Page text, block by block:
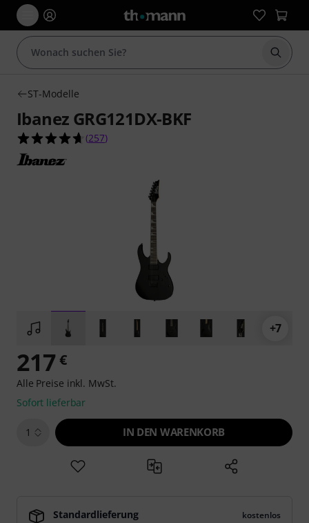
Suche
ST-Modelle
Ibanez GRG121DX-BKF
4.6 von 5 Sternen aus 257 Kundenbewertungen
(257)
+7
217 €
Alle Preise inkl. MwSt.
Sofort lieferbar
1 IN DEN WARENKORB
Standardlieferung
kostenlos